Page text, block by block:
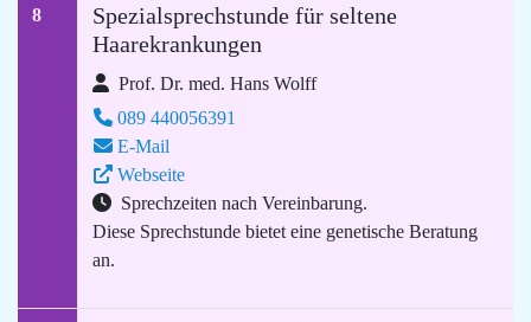
8
Spezialsprechstunde für seltene
Haarekrankungen
Prof. Dr. med. Hans Wolff
089 440056391
E-Mail
Webseite
Sprechzeiten nach Vereinbarung.
Diese Sprechstunde bietet eine genetische Beratung
an.